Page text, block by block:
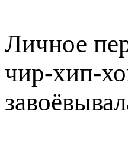
Личное
чир-хип-